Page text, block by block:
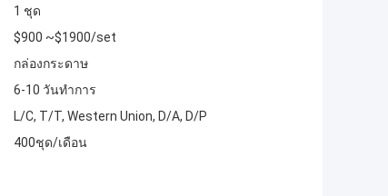
1 ชุด
$900 ~$1900/set
กล่องกระดาษ
6-10 วันทำการ
L/C, T/T, Western Union, D/A, D/P
400ชุด/เดือน